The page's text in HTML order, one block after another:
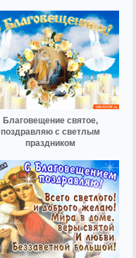
Благовещение святое,
поздравляю с светлым
праздником